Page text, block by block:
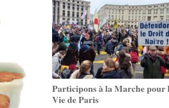
Participons à la Marche pour
Vie de Paris